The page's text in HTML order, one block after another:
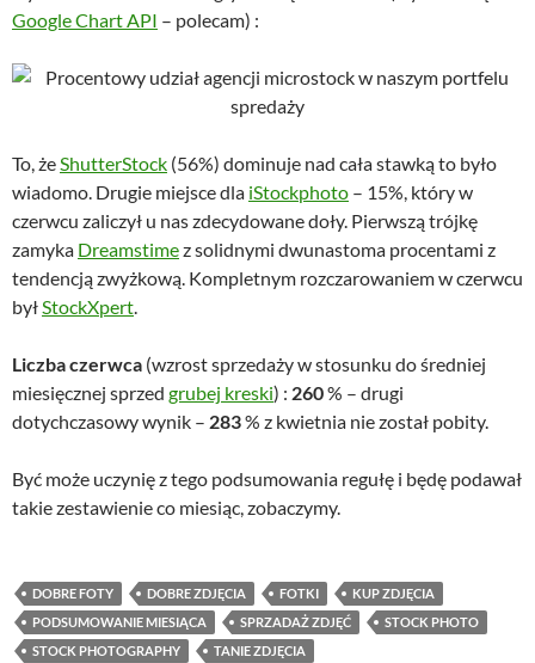
Google Chart API – polecam) :
To, żeShutterStock (56%) dominuje nad cała stawką to było
wiadomo. Drugie miejsce dla iStockphoto – 15%, który w
czerwcu zaliczył u nas zdecydowane doły. Pierwszą trójkę
zamyka Dreamstimez solidnymi dwunastoma procentami z
tendencją zwyżkową. Kompletnym rozczarowaniem w czerwcu
byłStockXpert.
Liczba czerwca (wzrost sprzedaży w stosunku do średniej
miesięcznej sprzed grubej kreski) : 260% – drugi
dotychczasowy wynik – 283% z kwietnia nie został pobity.
Być może uczynię z tego podsumowania regułę i będę podawał
takie zestawienie co miesiąc, zobaczymy.
DOBRE FOTY DOBRE ZDJĘCIA FOTKI
KUP ZDJĘCIA
PODSUMOWANIE MIESIĄCA
SPRZADAŻ ZDJĘĆ
STOCK PHOTO
STOCK PHOTOGRAPHY
TANIE ZDJĘCIA